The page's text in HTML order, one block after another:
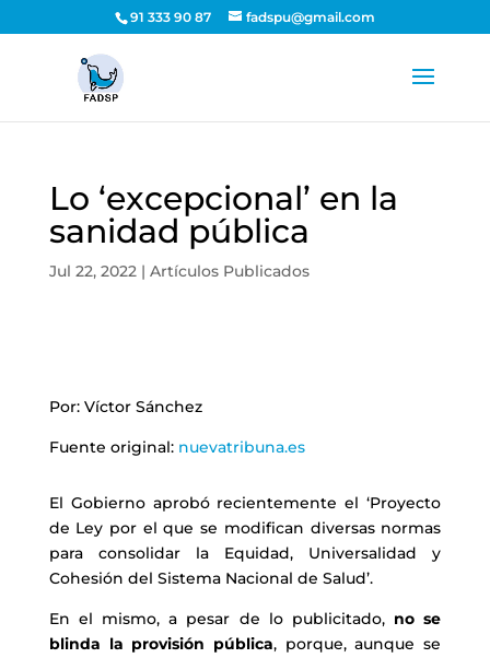
91 333 90 87 fadspu@gmail.com
Lo ‘excepcional’ en la
sanidad pública
Jul 22, 2022| Artículos Publicados
Por: Víctor Sánchez
Fuente original: nuevatribuna.es
El Gobierno aprobó recientemente el ‘Proyecto
de Ley por el que se modifican diversas normas
para consolidar la Equidad, Universalidad y
Cohesión del Sistema Nacional de Salud’.
En el mismo, a pesar de lo publicitado, no se
blinda la provisión pública, porque, aunque se